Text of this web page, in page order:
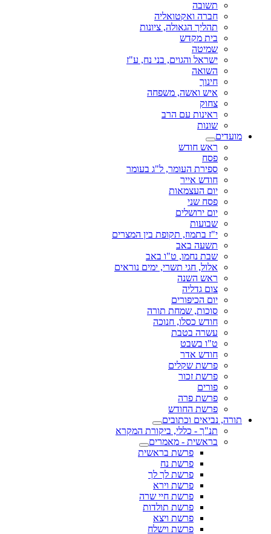
תשובה
חברה ואקטואליה
תהליך הגאולה, ציונות
בית מקדש
שמיטה
ישראל והגוים, בני נח, ע"ז
השואה
חינוך
איש ואשה, משפחה
צחוק
ראינות עם הרב
שונות
מועדים
ראש חודש
פסח
ספירת העומר, ל"ג בעומר
חודש אייר
יום העצמאות
פסח שני
יום ירושלים
שבועות
י"ז בתמוז, תקופת בין המצרים
תשעה באב
שבת נחמו, ט"ו באב
אלול, חגי תשרי, ימים נוראים
ראש השנה
צום גדליה
יום הכיפורים
סוכות, שמחת תורה
חודש כסלו, חנוכה
עשרה בטבת
ט"ו בשבט
חודש אדר
פרשת שקלים
פרשת זכור
פורים
פרשת פרה
פרשת החודש
תורה, נביאים וכתובים
תנ"ך - כללי, ביקורת המקרא
בראשית - מאמרים
פרשת בראשית
פרשת נח
פרשת לך לך
פרשת וירא
פרשת חיי שרה
פרשת תולדות
פרשת ויצא
פרשת וישלח